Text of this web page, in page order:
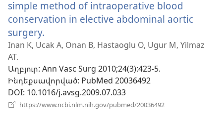
simple method of intraoperative blood
conservation in elective abdominal aortic
surgery.
է
պատուհան)
Inan K, Ucak A, Onan B, Hastaoglu O, Ugur M, Yilmaz
AT.
Աղբյուր‎: Ann Vasc Surg 2010;24(3):423-5.
Ինդեքսավորված‎: PubMed 20036492
DOI‎: 10.1016/j.avsg.2009.07.033
https://www.ncbi.nlm.nih.gov/pubmed/20036492